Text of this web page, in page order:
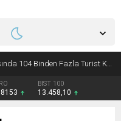
3 Yaralı
BIST 100
13.458,10